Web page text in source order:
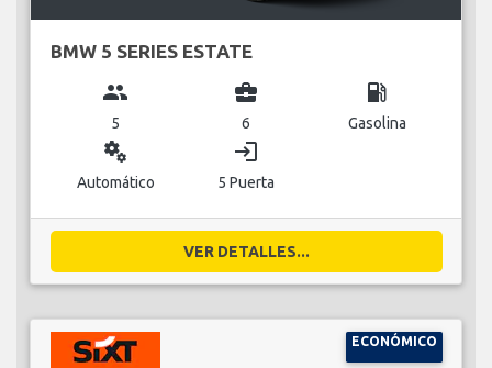
BMW 5 SERIES ESTATE
group
5
business_center
6
local_gas_station
Gasolina
miscellaneous_services
Automático
login
5 Puerta
VER DETALLES...
ECONÓMICO